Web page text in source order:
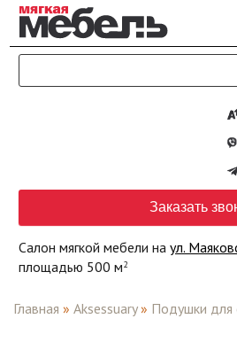
Перейти к основному содержанию
Заказать
Салон мягкой мебели наул.
площадью 500 м2
Главная » Aksessuary » Подушки для